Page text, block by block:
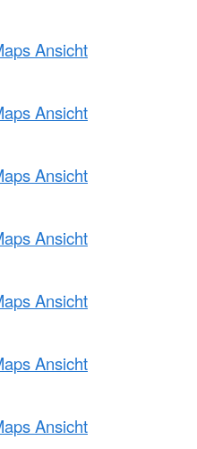
Ansicht
Ansicht
Ansicht
Ansicht
Ansicht
Ansicht
Ansicht